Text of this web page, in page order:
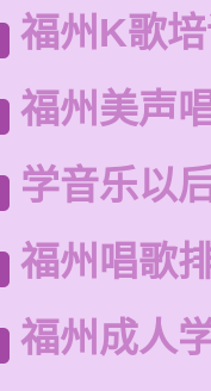
福州K歌
福州美声
学音乐以
福州唱歌
福州成人